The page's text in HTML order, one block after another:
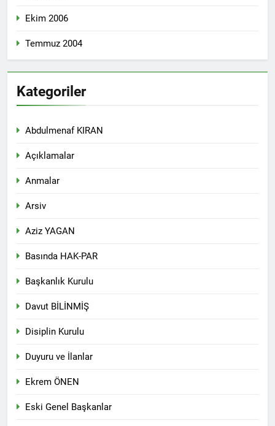
Ekim 2006
Temmuz 2004
Kategoriler
Abdulmenaf KIRAN
Açıklamalar
Anmalar
Arsiv
Aziz YAGAN
Basında HAK-PAR
Başkanlık Kurulu
Davut BİLİNMİŞ
Disiplin Kurulu
Duyuru ve İlanlar
Ekrem ÖNEN
Eski Genel Başkanlar